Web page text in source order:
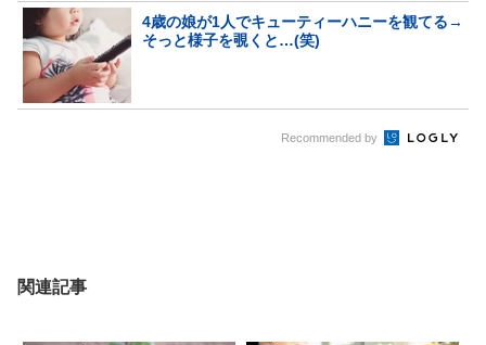
4歳の娘が1人でキューティーハニーを観てる→
そっと様子を覗くと…(笑)
Recommended by
関連記事